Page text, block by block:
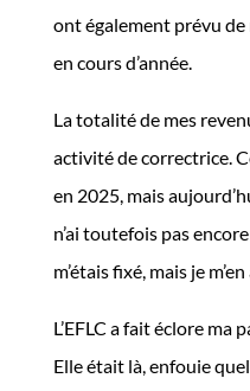
ont également prévu
en cours d’année.
La totalité de mes
activité de correctrice.
en 2025, mais
n’ai toutefois pas
m’étais fixé, mais je
L’EFLC a fait éclore ma
Elle était là, enfouie